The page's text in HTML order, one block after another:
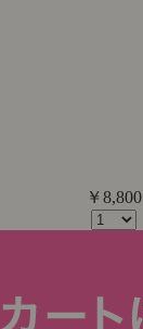
￥8,800